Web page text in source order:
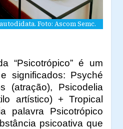
Foto: Ascom Semc.
“Psicotrópico” é um
significados: Psyché
(atração), Psicodelia
artístico) + Tropical
palavra Psicotrópico
psicoativa que